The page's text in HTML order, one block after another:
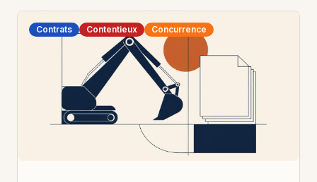
Contrats Contentieux Concurrence